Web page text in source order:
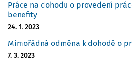
Práce na dohodu o provedení
benefity
24. 1. 2023
Mimořádná odměna k dohodě o
7. 3. 2023